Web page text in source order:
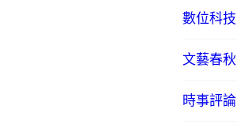
數位科技
文藝春秋
時事評論